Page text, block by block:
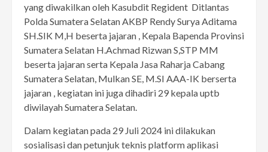
yang diwakilkan oleh Kasubdit Regident Ditlantas
Polda Sumatera Selatan AKBP Rendy Surya Aditama
SH.SIK M,H beserta jajaran , Kepala Bapenda Provinsi
Sumatera Selatan H.Achmad Rizwan S,STP MM
beserta jajaran serta Kepala Jasa Raharja Cabang
Sumatera Selatan, Mulkan SE, M.SI AAA-IK berserta
jajaran , kegiatan ini juga dihadiri 29 kepala uptb
diwilayah Sumatera Selatan.
Dalam kegiatan pada 29 Juli 2024 ini dilakukan
sosialisasi dan petunjuk teknis platform aplikasi